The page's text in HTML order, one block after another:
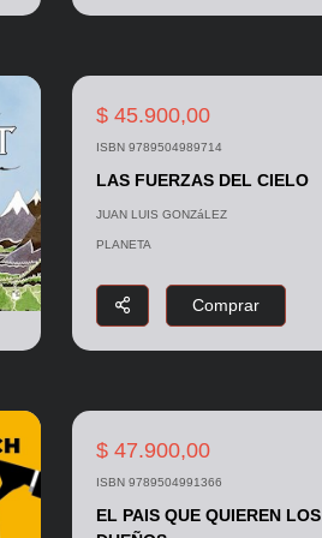
$ 45.900,00
ISBN 9789504989714
LAS FUERZAS DEL CIELO
JUAN LUIS GONZáLEZ
PLANETA
Comprar
$ 47.900,00
ISBN 9789504991366
EL PAIS QUE QUIEREN LOS